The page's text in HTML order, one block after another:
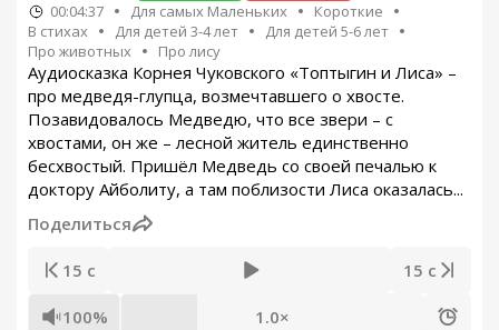
00:04:37 Для самых Маленьких
Короткие
В стихах
Для детей 3-4 лет
Для детей 5-6 лет
Про животных
Про лису
Аудиосказка Корнея Чуковского «Топтыгин и Лиса» –
про медведя-глупца, возмечтавшего о хвосте.
Позавидовалось Медведю, что все звери – с
хвостами, он же – лесной житель единственно
бесхвостый. Пришёл Медведь со своей печалью к
доктору Айболиту, а там поблизости Лиса оказалась...
Поделиться
15 с 15 с
100% 1.0×